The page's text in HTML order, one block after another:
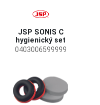
JSP SONIS C
hygienický set
0403006599999